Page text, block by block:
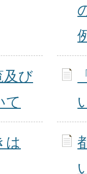
及び
て
は